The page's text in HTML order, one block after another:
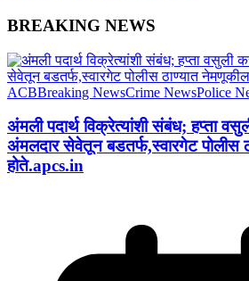
BREAKING NEWS
ACBBreaking NewsCrime NewsPolice
अंमली पदार्थ विक्रेत्यांशी संबंध; हप्ता
अंमलदार सेवेतून बडतर्फ,स्वारगेट पोलीस
होते.apcs.in